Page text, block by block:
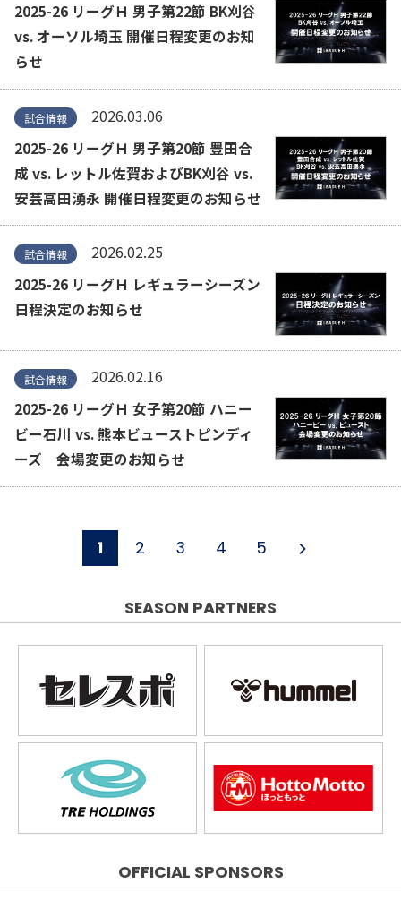
2025-26 リーグＨ 男子第22節 BK刈谷
vs. オーソル埼玉 開催日程変更のお知
らせ
試合情報
2026.03.06
2025-26 リーグＨ 男子第20節 豊田合
成 vs. レットル佐賀およびBK刈谷 vs.
安芸高田湧永 開催日程変更のお知らせ
試合情報
2026.02.25
2025-26 リーグＨ レギュラーシーズン
日程決定のお知らせ
試合情報
2026.02.16
2025-26 リーグＨ 女子第20節 ハニー
ビー石川 vs. 熊本ビューストピンディ
ーズ 会場変更のお知らせ
1 2 3 4 5
SEASON PARTNERS
OFFICIAL SPONSORS